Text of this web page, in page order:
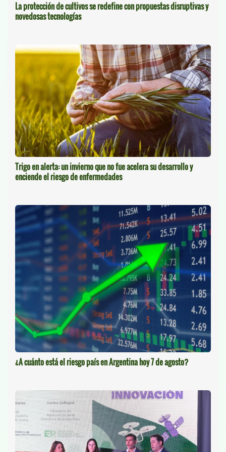
La protección de cultivos se redefine con propuestas disruptivas y
novedosas tecnologías
Trigo en alerta: un invierno que no fue acelera su desarrollo y
enciende el riesgo de enfermedades
¿A cuánto está el riesgo país en Argentina hoy 7 de agosto?